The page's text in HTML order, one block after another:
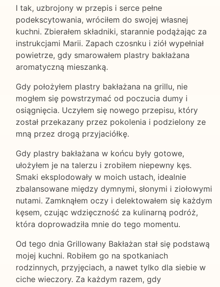
I tak, uzbrojony w przepis i serce pełne
podekscytowania, wróciłem do swojej własnej
kuchni. Zbierałem składniki, starannie podążając za
instrukcjami Marii. Zapach czosnku i ziół wypełniał
powietrze, gdy smarowałem plastry bakłażana
aromatyczną mieszanką.
Gdy położyłem plastry bakłażana na grillu, nie
mogłem się powstrzymać od poczucia dumy i
osiągnięcia. Uczyłem się nowego przepisu, który
został przekazany przez pokolenia i podzielony ze
mną przez drogą przyjaciółkę.
Gdy plastry bakłażana w końcu były gotowe,
ułożyłem je na talerzu i zrobiłem niepewny kęs.
Smaki eksplodowały w moich ustach, idealnie
zbalansowane między dymnymi, słonymi i ziołowymi
nutami. Zamknąłem oczy i delektowałem się każdym
kęsem, czując wdzięczność za kulinarną podróż,
która doprowadziła mnie do tego momentu.
Od tego dnia Grillowany Bakłażan stał się podstawą
mojej kuchni. Robiłem go na spotkaniach
rodzinnych, przyjęciach, a nawet tylko dla siebie w
ciche wieczory. Za każdym razem, gdy